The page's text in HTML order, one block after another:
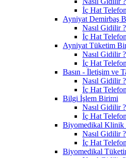
İç Hat Telefon
Ayniyat Demirbaş
Nasıl Gidilir ?
İç Hat Telefon
Ayniyat Tüketim
Nasıl Gidilir ?
İç Hat Telefon
Basın - İletişim ve
Nasıl Gidilir ?
İç Hat Telefon
Bilgi İşlem Birimi
Nasıl Gidilir ?
İç Hat Telefon
Biyomedikal Klinik
Nasıl Gidilir ?
İç Hat Telefon
Biyomedikal